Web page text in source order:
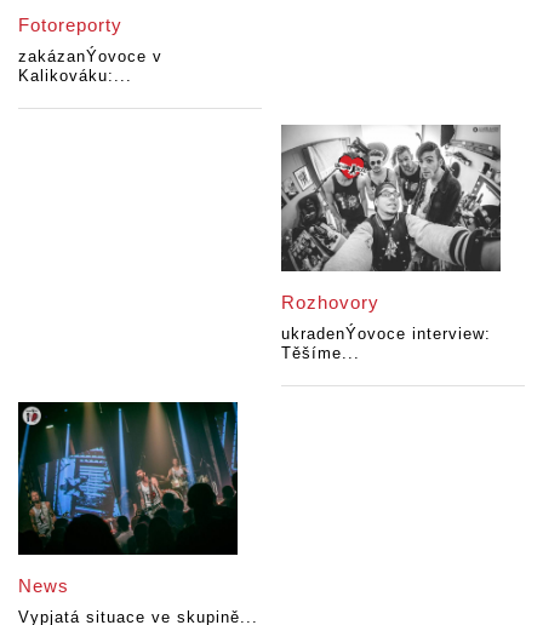
Fotoreporty
zakázanÝovoce v
Kalikováku:...
Rozhovory
ukradenÝovoce interview:
Těšíme...
News
Vypjatá situace ve skupině...